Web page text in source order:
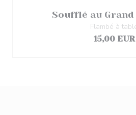
Soufflé au
Flambé à
15,00 EUR